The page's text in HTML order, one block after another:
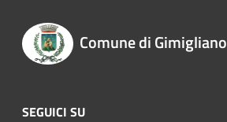
Comune di Gimigliano
SEGUICI SU